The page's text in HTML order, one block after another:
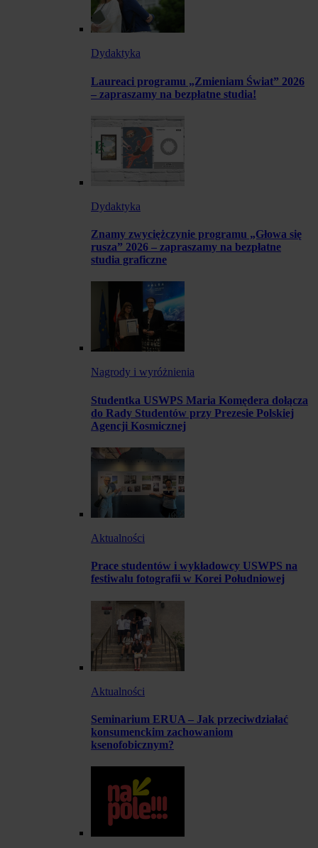
Dydaktyka
Laureaci programu „Zmieniam Świat” 2026
– zapraszamy na bezpłatne studia!
Dydaktyka
Znamy zwyciężczynie programu „Głowa się
rusza” 2026 – zapraszamy na bezpłatne
studia graficzne
Nagrody i wyróżnienia
Studentka USWPS Maria Komędera dołącza
do Rady Studentów przy Prezesie Polskiej
Agencji Kosmicznej
Aktualności
Prace studentów i wykładowcy USWPS na
festiwalu fotografii w Korei Południowej
Aktualności
Seminarium ERUA – Jak przeciwdziałać
konsumenckim zachowaniom
ksenofobicznym?